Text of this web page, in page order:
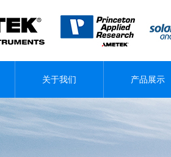
关于我们 产品展示